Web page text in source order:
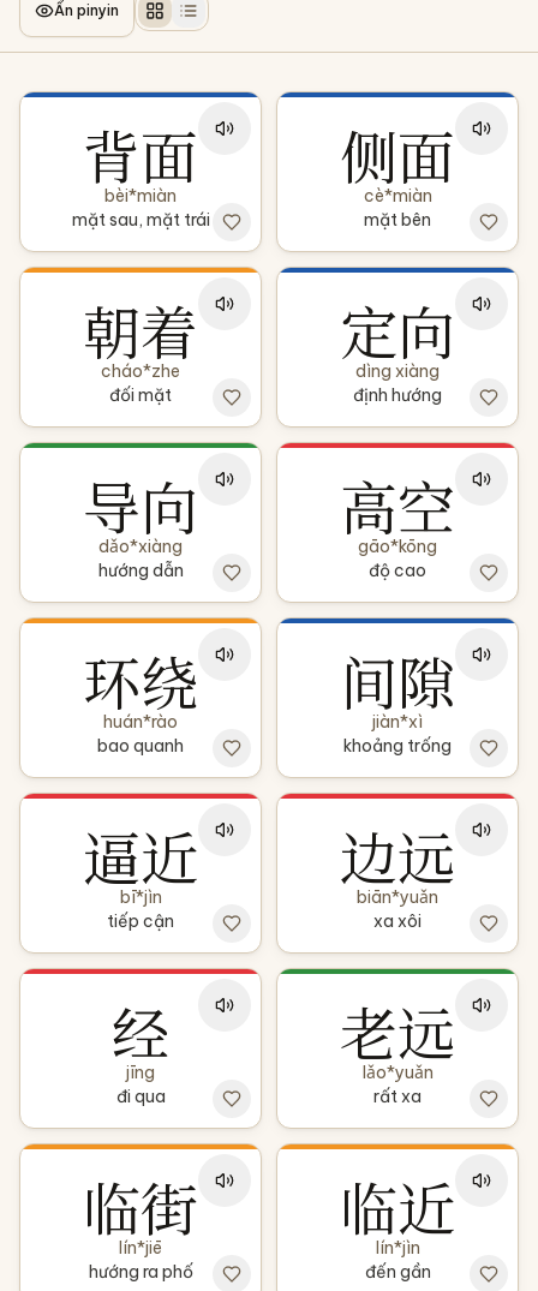
Ẩn pinyin
背面
bèi*miàn
mặt sau, mặt trái
侧面
cè*miàn
mặt bên
朝着
cháo*zhe
đối mặt
定向
dìng xiàng
định hướng
导向
dǎo*xiàng
hướng dẫn
高空
gāo*kōng
độ cao
环绕
huán*rào
bao quanh
间隙
jiàn*xì
khoảng trống
逼近
bī*jìn
tiếp cận
边远
biān*yuǎn
xa xôi
经
jīng
đi qua
老远
lǎo*yuǎn
rất xa
临街
lín*jiē
hướng ra phố
临近
lín*jìn
đến gần